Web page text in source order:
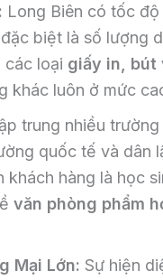
Long Biên có tốc
biệt là số lượng
các loại giấy in, bút
khác luôn ở mức
trung nhiều
quốc tế và dân
hàng là học
văn phòng phẩm
Mại Lớn: Sự hiện